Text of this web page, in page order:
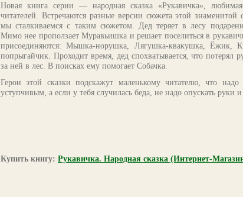
Новая книга серии — народная сказка «Рукавичка»,
читателей. Встречаются разные версии сюжета этой
мы сталкиваемся с таким сюжетом. Дед теряет в лесу
Мимо нее проползает Муравьишка и решает поселиться в
присоединяются: Мышка-норушка, Лягушка-квакушка, Ёжик,
попрыгайчик. Проходит время, дед спохватывается, что потерял
за ней в лес. В поисках ему помогает Собачка.
Герои этой сказки подскажут маленькому читателю, что
уступчивым, а если у тебя случилась беда, не надо опускать руки и
Купить книгу: Рукавичка. Народная сказка (Интернет-